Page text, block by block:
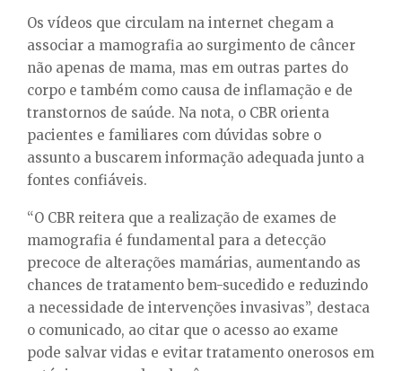
Os vídeos que circulam na internet chegam a
associar a mamografia ao surgimento de câncer
não apenas de mama, mas em outras partes do
corpo e também como causa de inflamação e de
transtornos de saúde. Na nota, o CBR orienta
pacientes e familiares com dúvidas sobre o
assunto a buscarem informação adequada junto a
fontes confiáveis.
“O CBR reitera que a realização de exames de
mamografia é fundamental para a detecção
precoce de alterações mamárias, aumentando as
chances de tratamento bem-sucedido e reduzindo
a necessidade de intervenções invasivas”, destaca
o comunicado, ao citar que o acesso ao exame
pode salvar vidas e evitar tratamento onerosos em